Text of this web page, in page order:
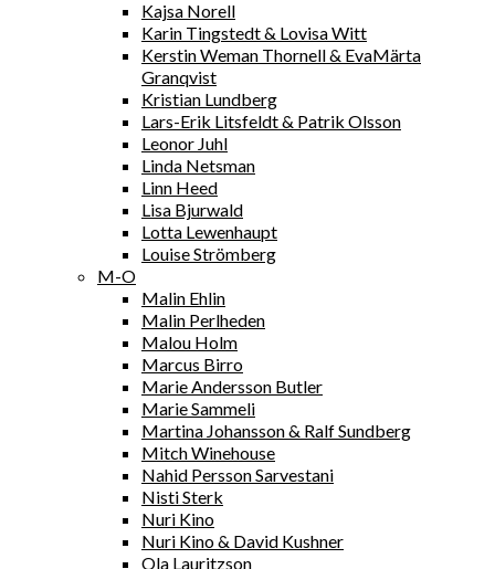
Kajsa Norell
Karin Tingstedt & Lovisa Witt
Kerstin Weman Thornell & EvaMärta
Granqvist
Kristian Lundberg
Lars-Erik Litsfeldt & Patrik Olsson
Leonor Juhl
Linda Netsman
Linn Heed
Lisa Bjurwald
Lotta Lewenhaupt
Louise Strömberg
M-O
Malin Ehlin
Malin Perlheden
Malou Holm
Marcus Birro
Marie Andersson Butler
Marie Sammeli
Martina Johansson & Ralf Sundberg
Mitch Winehouse
Nahid Persson Sarvestani
Nisti Sterk
Nuri Kino
Nuri Kino & David Kushner
Ola Lauritzson